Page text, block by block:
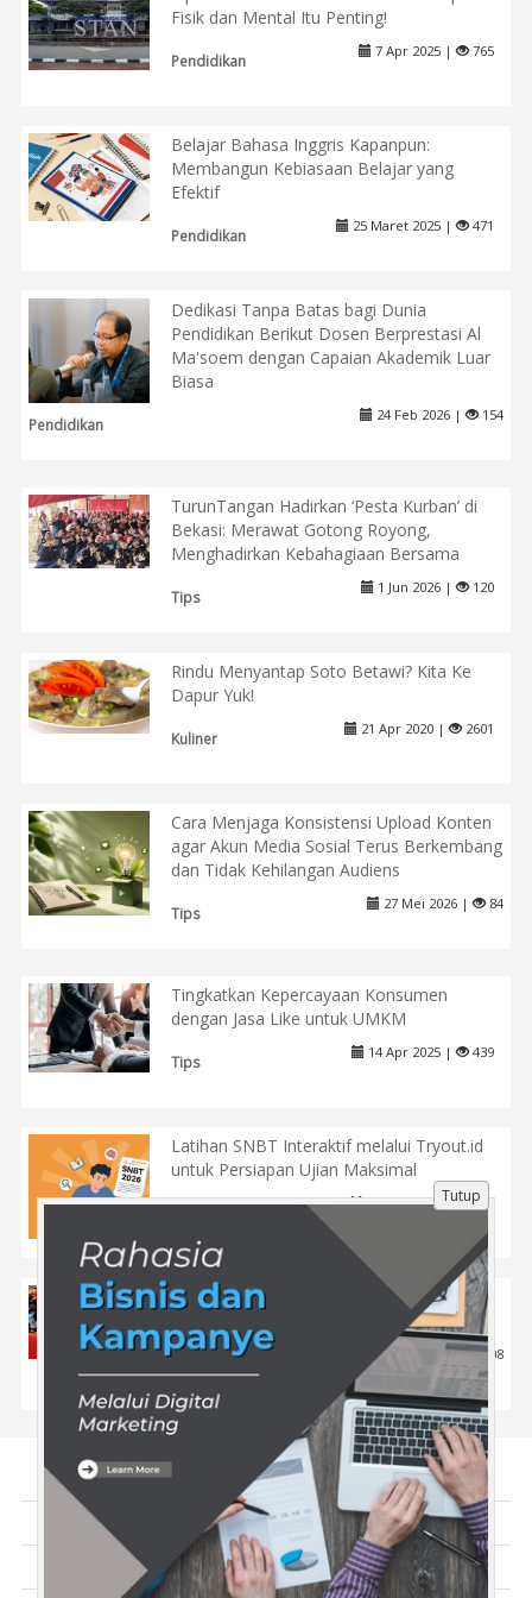
Fisik dan Mental Itu Penting!
Pendidikan
7 Apr 2025 | 765
Belajar Bahasa Inggris Kapanpun:
Membangun Kebiasaan Belajar yang
Efektif
Pendidikan
25 Maret 2025 | 471
Dedikasi Tanpa Batas bagi Dunia
Pendidikan Berikut Dosen Berprestasi Al
Ma'soem dengan Capaian Akademik Luar
Biasa
Pendidikan
24 Feb 2026 | 154
TurunTangan Hadirkan ‘Pesta Kurban’ di
Bekasi: Merawat Gotong Royong,
Menghadirkan Kebahagiaan Bersama
Tips
1 Jun 2026 | 120
Rindu Menyantap Soto Betawi? Kita Ke
Dapur Yuk!
Kuliner
21 Apr 2020 | 2601
Cara Menjaga Konsistensi Upload Konten
agar Akun Media Sosial Terus Berkembang
dan Tidak Kehilangan Audiens
Tips
27 Mei 2026 | 84
Tingkatkan Kepercayaan Konsumen
dengan Jasa Like untuk UMKM
Tips
14 Apr 2025 | 439
Latihan SNBT Interaktif melalui Tryout.id
untuk Persiapan Ujian Maksimal
22 Feb 2026 | 141
5 Cara Merawat Mesin Mobil Agar Tidak
22 Mei 2020 | 3008
Tentang Kami
Artikel
Disclaimer
Tutup